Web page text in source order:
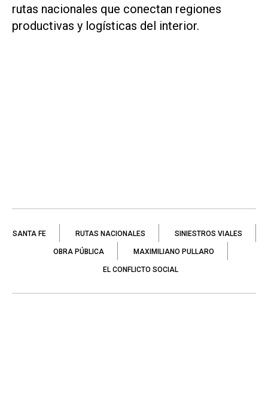
rutas nacionales que conectan regiones
productivas y logísticas del interior.
SANTA FE RUTAS NACIONALES SINIESTROS VIALES
OBRA PÚBLICA MAXIMILIANO PULLARO
EL CONFLICTO SOCIAL